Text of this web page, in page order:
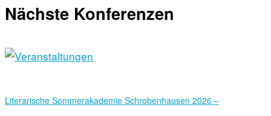
Nächste Konferenzen
Literarische Sommerakademie Schrobenhausen 2026 –